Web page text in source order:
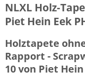
NLXL Holz-
Piet Hein Eek
Holztapete
Rapport -
10 von Piet